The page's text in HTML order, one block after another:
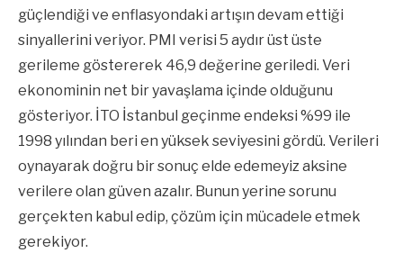
güçlendiği ve enflasyondaki artışın devam ettiği
sinyallerini veriyor. PMI verisi 5 aydır üst üste
gerileme göstererek 46,9 değerine geriledi. Veri
ekonominin net bir yavaşlama içinde olduğunu
gösteriyor. İTO İstanbul geçinme endeksi %99 ile
1998 yılından beri en yüksek seviyesini gördü. Verileri
oynayarak doğru bir sonuç elde edemeyiz aksine
verilere olan güven azalır. Bunun yerine sorunu
gerçekten kabul edip, çözüm için mücadele etmek
gerekiyor.